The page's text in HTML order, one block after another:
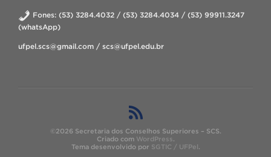
Fones: (53) 3284.4032 / (53) 3284.4034 / (53) 99911.3247
(whatsApp)
ufpel.scs@gmail.com / scs@ufpel.edu.br
©2026 Secretaria dos Conselhos Superiores – SCS.
Criado com WordPress.
Tema desenvolvido por SGTIC / UFPel.